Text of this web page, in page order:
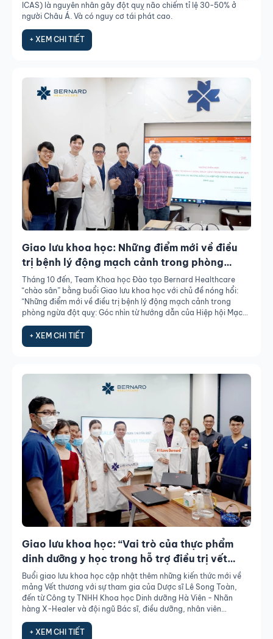
ICAS) là nguyên nhân gây đột quỵ não chiếm tỉ lệ 30-50% ở
người Châu Á. Và có nguy cơ tái phát cao.
+ XEM CHI TIẾT
Giao lưu khoa học: Những điểm mới về điều
trị bệnh lý động mạch cảnh trong phòng
ngừa đột quỵ
Tháng 10 đến, Team Khoa học Đào tạo Bernard Healthcare
“chào sân” bằng buổi Giao lưu khoa học với chủ đề nóng hổi:
“Những điểm mới về điều trị bệnh lý động mạch cảnh trong
phòng ngừa đột quỵ: Góc nhìn từ hướng dẫn của Hiệp hội Mạch
+ XEM CHI TIẾT
Giao lưu khoa học: “Vai trò của thực phẩm
dinh dưỡng y học trong hỗ trợ điều trị vết
thương"
Buổi giao lưu khoa học cập nhật thêm những kiến thức mới về
mảng Vết thương với sự tham gia của Dược sĩ Lê Song Toàn,
đến từ Công ty TNHH Khoa học Dinh dưỡng Hà Viên - Nhãn
hàng X-Healer và đội ngũ Bác sĩ, điều dưỡng, nhân viên
+ XEM CHI TIẾT